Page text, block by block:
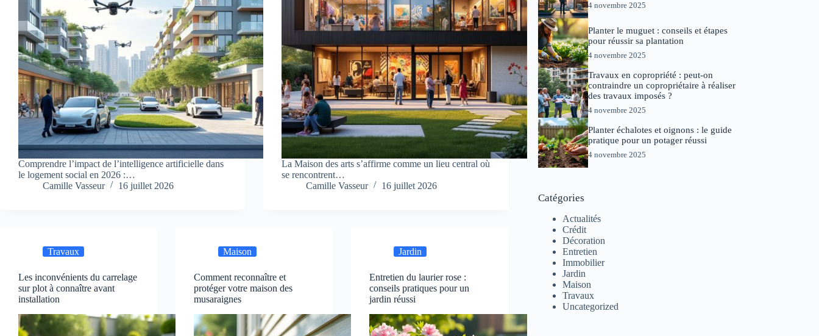
Comprendre l’impact de l’intelligence artificielle dans
le logement social en 2026 :…
Camille Vasseur
16 juillet 2026
La Maison des arts s’affirme comme un lieu central où
se rencontrent…
Camille Vasseur
16 juillet 2026
Travaux
Les inconvénients du carrelage
sur plot à connaître avant
installation
Maison
Comment reconnaître et
protéger votre maison des
musaraignes
Jardin
Entretien du laurier rose :
conseils pratiques pour un
jardin réussi
4 novembre 2025
Planter le muguet : conseils et étapes
pour réussir sa plantation
4 novembre 2025
Travaux en copropriété : peut-on
contraindre un copropriétaire à réaliser
des travaux imposés ?
4 novembre 2025
Planter échalotes et oignons : le guide
pratique pour un potager réussi
4 novembre 2025
Catégories
Actualités
Crédit
Décoration
Entretien
Immobilier
Jardin
Maison
Travaux
Uncategorized